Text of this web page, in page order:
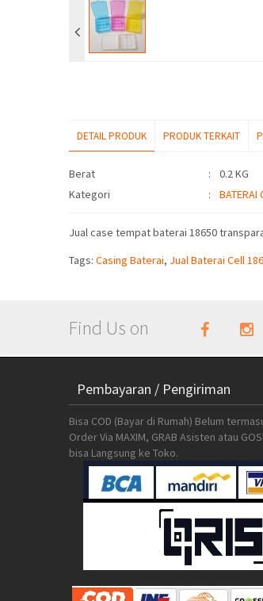
DETAIL PRODUK PRODUK TERKAIT
Detail Produk
Berat :
0.2 KG
Kategori
: BATERAI
Jual case tempat baterai 18650
Tags: Casing Baterai, Jual Baterai Cell
Find Us on
Pembayaran / Pengiriman
Bisa COD (Bayar di Rumah) Belum
Order Via MAXIM, GRAB Asisten atau
bisa Langsung ke Toko.